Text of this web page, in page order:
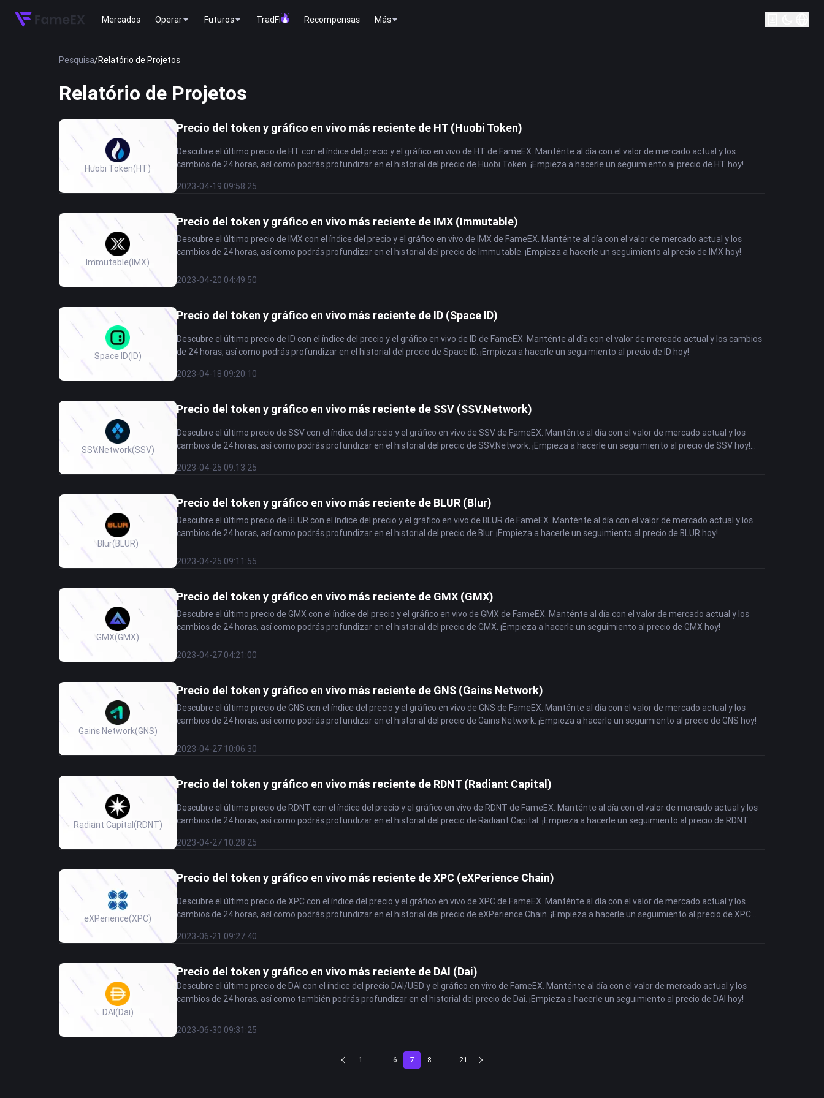
Mercados Operar Futuros TradFi Recompensas Más
Pesquisa/Relatório de Projetos
Relatório de Projetos
Huobi Token(HT)
Precio del token y gráfico en vivo más reciente de HT (Huobi Token)
Descubre el último precio de HT con el índice del precio y el gráfico en vivo de HT de FameEX. Manténte al día con el valor de mercado actual y los
cambios de 24 horas, así como podrás profundizar en el historial del precio de Huobi Token. ¡Empieza a hacerle un seguimiento al precio de HT hoy!
2023-04-19 09:58:25
Immutable(IMX)
Precio del token y gráfico en vivo más reciente de IMX (Immutable)
Descubre el último precio de IMX con el índice del precio y el gráfico en vivo de IMX de FameEX. Manténte al día con el valor de mercado actual y los
cambios de 24 horas, así como podrás profundizar en el historial del precio de Immutable. ¡Empieza a hacerle un seguimiento al precio de IMX hoy!
2023-04-20 04:49:50
Space ID(ID)
Precio del token y gráfico en vivo más reciente de ID (Space ID)
Descubre el último precio de ID con el índice del precio y el gráfico en vivo de ID de FameEX. Manténte al día con el valor de mercado actual y los cambios
de 24 horas, así como podrás profundizar en el historial del precio de Space ID. ¡Empieza a hacerle un seguimiento al precio de ID hoy!
2023-04-18 09:20:10
SSV.Network(SSV)
Precio del token y gráfico en vivo más reciente de SSV (SSV.Network)
Descubre el último precio de SSV con el índice del precio y el gráfico en vivo de SSV de FameEX. Manténte al día con el valor de mercado actual y los
cambios de 24 horas, así como podrás profundizar en el historial del precio de SSV.Network. ¡Empieza a hacerle un seguimiento al precio de SSV hoy!
2023-04-25 09:13:25
Blur(BLUR)
Precio del token y gráfico en vivo más reciente de BLUR (Blur)
Descubre el último precio de BLUR con el índice del precio y el gráfico en vivo de BLUR de FameEX. Manténte al día con el valor de mercado actual y los
cambios de 24 horas, así como podrás profundizar en el historial del precio de Blur. ¡Empieza a hacerle un seguimiento al precio de BLUR hoy!
2023-04-25 09:11:55
GMX(GMX)
Precio del token y gráfico en vivo más reciente de GMX (GMX)
Descubre el último precio de GMX con el índice del precio y el gráfico en vivo de GMX de FameEX. Manténte al día con el valor de mercado actual y los
cambios de 24 horas, así como podrás profundizar en el historial del precio de GMX. ¡Empieza a hacerle un seguimiento al precio de GMX hoy!
2023-04-27 04:21:00
Gains Network(GNS)
Precio del token y gráfico en vivo más reciente de GNS (Gains Network)
Descubre el último precio de GNS con el índice del precio y el gráfico en vivo de GNS de FameEX. Manténte al día con el valor de mercado actual y los
cambios de 24 horas, así como podrás profundizar en el historial del precio de Gains Network. ¡Empieza a hacerle un seguimiento al precio de GNS hoy!
2023-04-27 10:06:30
Radiant Capital(RDNT)
Precio del token y gráfico en vivo más reciente de RDNT (Radiant Capital)
Descubre el último precio de RDNT con el índice del precio y el gráfico en vivo de RDNT de FameEX. Manténte al día con el valor de mercado actual y los
cambios de 24 horas, así como podrás profundizar en el historial del precio de Radiant Capital. ¡Empieza a hacerle un seguimiento al precio de RDNT
2023-04-27 10:28:25
eXPerience(XPC)
Precio del token y gráfico en vivo más reciente de XPC (eXPerience Chain)
Descubre el último precio de XPC con el índice del precio y el gráfico en vivo de XPC de FameEX. Manténte al día con el valor de mercado actual y los
cambios de 24 horas, así como podrás profundizar en el historial del precio de eXPerience Chain. ¡Empieza a hacerle un seguimiento al precio de XPC
2023-06-21 09:27:40
DAI(Dai)
Precio del token y gráfico en vivo más reciente de DAI (Dai)
Descubre el último precio de DAI con el índice del precio DAI/USD y el gráfico en vivo de FameEX. Manténte al día con el valor de mercado actual y los
cambios de 24 horas, así como también podrás profundizar en el historial del precio de Dai. ¡Empieza a hacerle un seguimiento al precio de DAI hoy!
2023-06-30 09:31:25
1 ... 6 7 8 ... 21